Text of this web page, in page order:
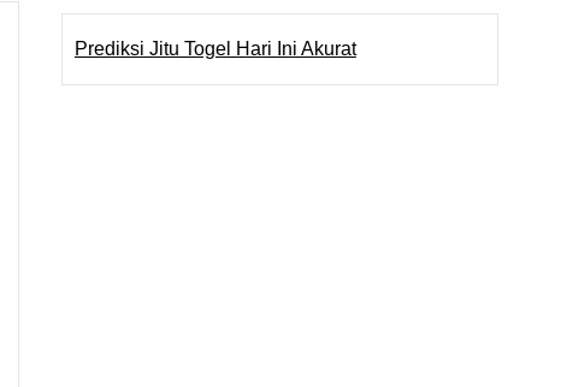
Prediksi Jitu Togel Hari Ini Akurat